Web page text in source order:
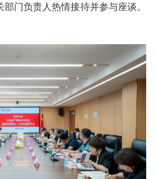
门负责人热情接待并参与座谈。